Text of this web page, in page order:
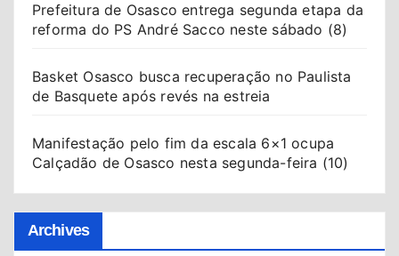
Prefeitura de Osasco entrega segunda etapa da
reforma do PS André Sacco neste sábado (8)
Basket Osasco busca recuperação no Paulista
de Basquete após revés na estreia
Manifestação pelo fim da escala 6×1 ocupa
Calçadão de Osasco nesta segunda-feira (10)
Archives